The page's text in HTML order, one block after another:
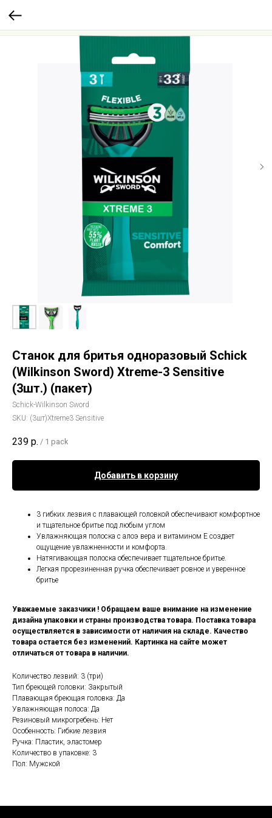
Станок для бритья одноразовый Schick
(Wilkinson Sword) Xtreme-3 Sensitive
(3шт.) (пакет)
Schick-Wilkinson Sword
SKU: (3шт)Xtreme3 Sensitive
239 р. / 1 pack
Добавить в корзину
3 гибких лезвия с плавающей головкой обеспечивают комфортное
и тщательное бритье под любым углом
Увлажняющая полоска с алоэ вера и витамином Е создает
ощущение увлажненности и комфорта.
Натягивающая полоска обеспечивает тщательное бритье.
Легкая прорезиненная ручка обеспечивает ровное и уверенное
бритье
Уважаемые заказчики ! Обращаем ваше внимание на изменение
дизайна упаковки и страны производства товара. Поставка товара
осуществляется в зависимости от наличия на складе. Качество
товара остается без изменений. Картинка на сайте может
отличаться от товара в наличии.
Количество лезвий: 3 (три)
Тип бреющей головки: Закрытый
Плавающая бреющая головка: Да
Увлажняющая полоса: Да
Резиновый микрогребень: Нет
Особенность: Гибкие лезвия
Ручка: Пластик, эластомер
Количество в упаковке: 3
Пол: Мужской